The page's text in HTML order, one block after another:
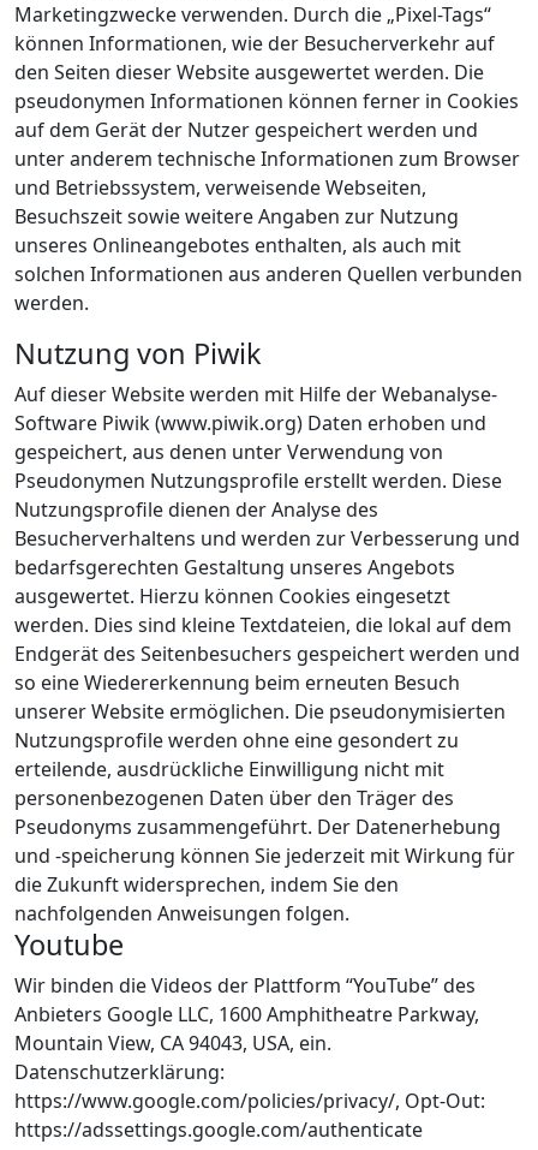
Marketingzwecke verwenden. Durch die „Pixel-Tags“
können Informationen, wie der Besucherverkehr auf
den Seiten dieser Website ausgewertet werden. Die
pseudonymen Informationen können ferner in Cookies
auf dem Gerät der Nutzer gespeichert werden und
unter anderem technische Informationen zum Browser
und Betriebssystem, verweisende Webseiten,
Besuchszeit sowie weitere Angaben zur Nutzung
unseres Onlineangebotes enthalten, als auch mit
solchen Informationen aus anderen Quellen verbunden
werden.
Nutzung von Piwik
Auf dieser Website werden mit Hilfe der Webanalyse-
Software Piwik (www.piwik.org) Daten erhoben und
gespeichert, aus denen unter Verwendung von
Pseudonymen Nutzungsprofile erstellt werden. Diese
Nutzungsprofile dienen der Analyse des
Besucherverhaltens und werden zur Verbesserung und
bedarfsgerechten Gestaltung unseres Angebots
ausgewertet. Hierzu können Cookies eingesetzt
werden. Dies sind kleine Textdateien, die lokal auf dem
Endgerät des Seitenbesuchers gespeichert werden und
so eine Wiedererkennung beim erneuten Besuch
unserer Website ermöglichen. Die pseudonymisierten
Nutzungsprofile werden ohne eine gesondert zu
erteilende, ausdrückliche Einwilligung nicht mit
personenbezogenen Daten über den Träger des
Pseudonyms zusammengeführt. Der Datenerhebung
und -speicherung können Sie jederzeit mit Wirkung für
die Zukunft widersprechen, indem Sie den
nachfolgenden Anweisungen folgen.
Youtube
Wir binden die Videos der Plattform “YouTube” des
Anbieters Google LLC, 1600 Amphitheatre Parkway,
Mountain View, CA 94043, USA, ein.
Datenschutzerklärung:
https://www.google.com/policies/privacy/, Opt-Out:
https://adssettings.google.com/authenticate